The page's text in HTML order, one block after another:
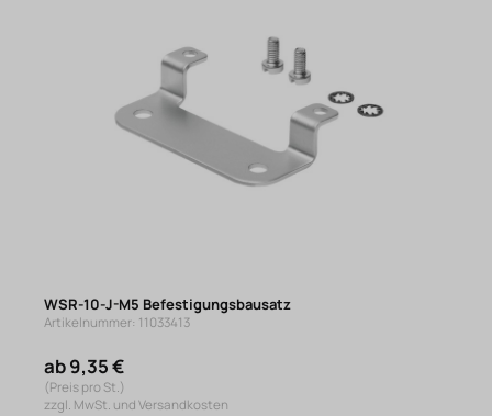
WSR-10-J-M5 Befestigungsbausatz
Artikelnummer: 11033413
ab 9,35 €
(Preis pro St.)
zzgl. MwSt. und Versandkosten